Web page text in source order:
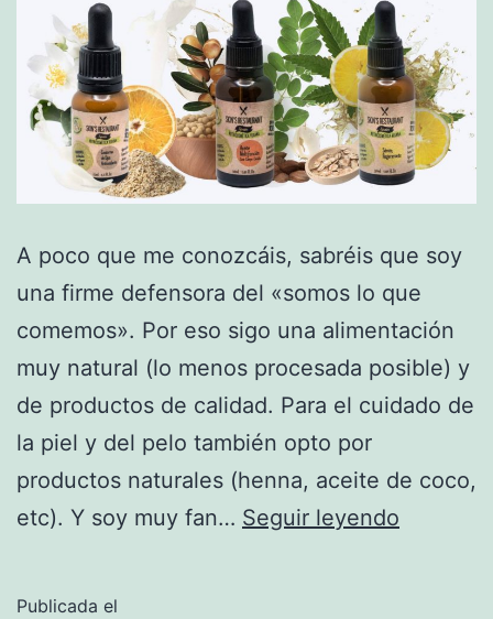
A poco que me conozcáis, sabréis que soy
una firme defensora del «somos lo que
comemos». Por eso sigo una alimentación
muy natural (lo menos procesada posible) y
de productos de calidad. Para el cuidado de
la piel y del pelo también opto por
productos naturales (henna, aceite de coco,
etc). Y soy muy fan… Seguir leyendo
Publicada el